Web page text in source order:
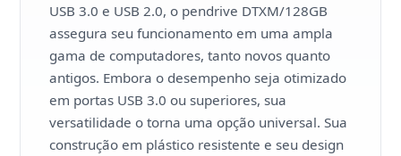
USB 3.0 e USB 2.0, o pendrive DTXM/128GB
assegura seu funcionamento em uma ampla
gama de computadores, tanto novos quanto
antigos. Embora o desempenho seja otimizado
em portas USB 3.0 ou superiores, sua
versatilidade o torna uma opção universal. Sua
construção em plástico resistente e seu design